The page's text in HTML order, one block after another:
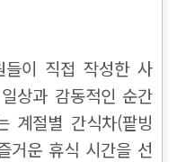
들이 직접 작성한 사
상과 감동적인 순간
계절별 간식차(팥빙
거운 휴식 시간을 선